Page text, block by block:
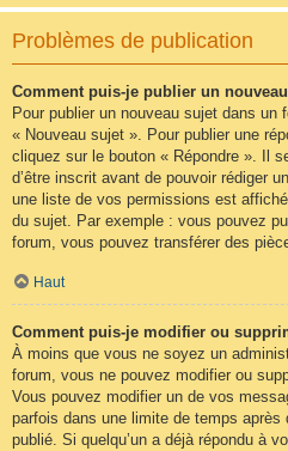
Problèmes de publication
Comment puis-je publier un
Pour publier un nouveau sujet dans un
« Nouveau sujet ». Pour publier une
cliquez sur le bouton « Répondre ». Il
d’être inscrit avant de pouvoir rédiger
une liste de vos permissions est
du sujet. Par exemple : vous pouvez
forum, vous pouvez transférer des
Haut
Comment puis-je modifier ou
À moins que vous ne soyez un
forum, vous ne pouvez modifier ou
Vous pouvez modifier un de vos
parfois dans une limite de temps
publié. Si quelqu’un a déjà répondu à